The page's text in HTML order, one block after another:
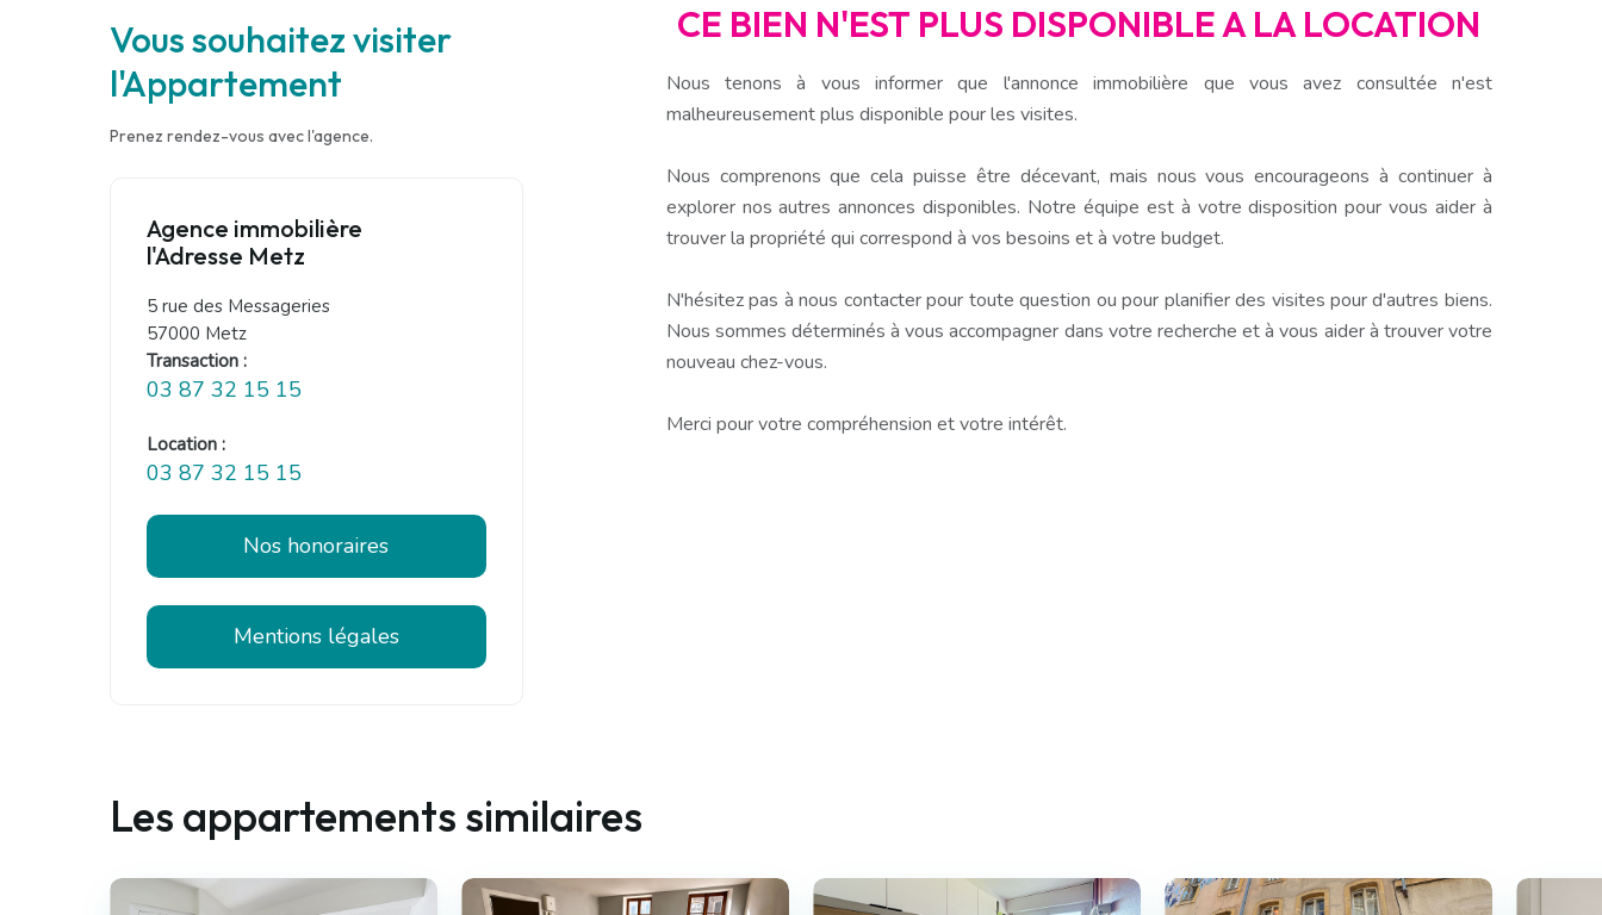
Vous souhaitez visiter
l'Appartement
Prenez rendez-vous avec l'agence.
Agence immobilière
l'Adresse Metz
5 rue des Messageries
57000 Metz
Transaction :
03 87 32 15 15
Location :
03 87 32 15 15
Nos honoraires
Mentions légales
CE BIEN N'EST PLUS DISPONIBLE A LA LOCATION
Nous tenons à vous informer que l'annonce immobilière que vous avez consultée n'est
malheureusement plus disponible pour les visites.
Nous comprenons que cela puisse être décevant, mais nous vous encourageons à continuer à
explorer nos autres annonces disponibles. Notre équipe est à votre disposition pour vous aider à
trouver la propriété qui correspond à vos besoins et à votre budget.
N'hésitez pas à nous contacter pour toute question ou pour planifier des visites pour d'autres biens.
Nous sommes déterminés à vous accompagner dans votre recherche et à vous aider à trouver votre
nouveau chez-vous.
Merci pour votre compréhension et votre intérêt.
Les appartements similaires